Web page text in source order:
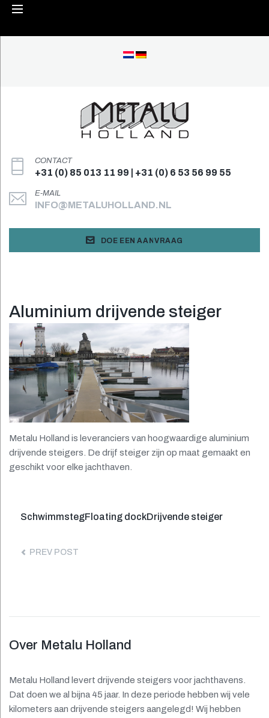
Skip
content
CONTACT
+31 (0) 85 013 11 99 | +31 (0) 6 53 56 99 55
E-MAIL
INFO@METALUHOLLAND.NL
DOE EEN AANVRAAG
Aluminium drijvende steiger
Metalu Holland is leveranciers van hoogwaardige aluminium
drijvende steigers. De drijf steiger zijn op maat gemaakt en
geschikt voor elke jachthaven.
Bericht
SchwimmstegFloating dockDrijvende steiger
PREV POST
Previous
Over Metalu Holland
Metalu Holland levert drijvende steigers voor jachthavens.
Dat doen we al bijna 45 jaar. In deze periode hebben wij vele
kilometers aan drijvende steigers aangelegd! Wij hebben